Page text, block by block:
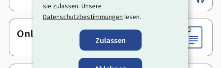
sie zulassen. Unsere
Datenschutzbestimmungen lesen.
Zulassen
Online-Dienste & Formulare